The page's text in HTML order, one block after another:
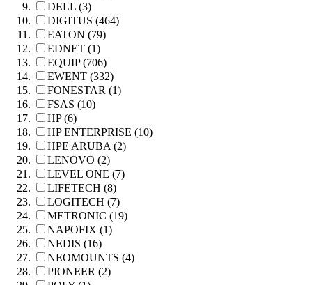
DELL (3)
DIGITUS (464)
EATON (79)
EDNET (1)
EQUIP (706)
EWENT (332)
FONESTAR (1)
FSAS (10)
HP (6)
HP ENTERPRISE (10)
HPE ARUBA (2)
LENOVO (2)
LEVEL ONE (7)
LIFETECH (8)
LOGITECH (7)
METRONIC (19)
NAPOFIX (1)
NEDIS (16)
NEOMOUNTS (4)
PIONEER (2)